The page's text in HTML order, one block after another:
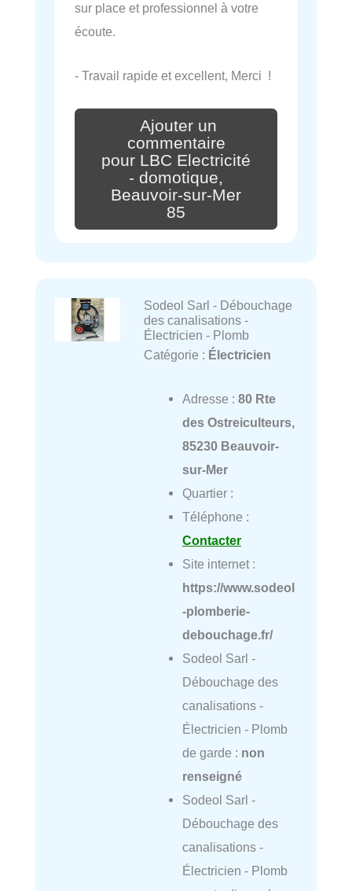
sur place et professionnel à votre
écoute.
- Travail rapide et excellent, Merci !
Ajouter un
commentaire
pour LBC Electricité
- domotique,
Beauvoir-sur-Mer
85
Sodeol Sarl - Débouchage
des canalisations -
Électricien - Plomb
Catégorie : Électricien
Adresse : 80 Rte
des Ostreiculteurs,
85230 Beauvoir-
sur-Mer
Quartier :
Téléphone :
Contacter
Site internet :
https://www.sodeol
-plomberie-
debouchage.fr/
Sodeol Sarl -
Débouchage des
canalisations -
Électricien - Plomb
de garde : non
renseigné
Sodeol Sarl -
Débouchage des
canalisations -
Électricien - Plomb